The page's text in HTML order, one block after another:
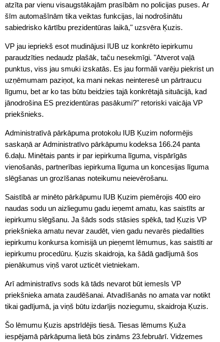
atzīta par vienu visaugstākajām prasībām no policijas puses. Ar
šīm automašīnām tika veiktas funkcijas, lai nodrošinātu
sabiedrisko kārtību prezidentūras laikā," uzsvēra Ķuzis.
VP jau iepriekš esot mudinājusi IUB uz konkrēto iepirkumu
paraudzīties nedaudz plašāk, taču nesekmīgi. "Atverot vaļā
punktus, viss jau smuki izskatās. Es jau formāli varēju piekrist un
uzņēmumam paziņot, ka mani nekas neinteresē un pārtraucu
līgumu, bet ar ko tas būtu beidzies tajā konkrētajā situācijā, kad
jānodrošina ES prezidentūras pasākumi?" retoriski vaicāja VP
priekšnieks.
Administratīvā pārkāpuma protokolu IUB Ķuzim noformējis
saskaņā ar Administratīvo pārkāpumu kodeksa 166.24 panta
6.daļu. Minētais pants ir par iepirkuma līguma, vispārīgās
vienošanās, partnerības iepirkuma līguma un koncesijas līguma
slēgšanas un grozīšanas noteikumu neievērošanu.
Saistībā ar minēto pārkāpumu IUB Ķuzim piemērojis 400 eiro
naudas sodu un aizliegumu gadu ieņemt amatu, kas saistīts ar
iepirkumu slēgšanu. Ja šāds sods stāsies spēkā, tad Ķuzis VP
priekšnieka amatu nevar zaudēt, vien gadu nevarēs piedalīties
iepirkumu konkursa komisijā un pieņemt lēmumus, kas saistīti ar
iepirkumu procedūru. Ķuzis skaidroja, ka šādā gadījumā šos
pienākumus viņš varot uzticēt vietniekam.
Arī administratīvs sods kā tāds nevarot būt iemesls VP
priekšnieka amata zaudēšanai. Atvadīšanās no amata var notikt
tikai gadījumā, ja viņš būtu izdarījis noziegumu, skaidroja Ķuzis.
Šo lēmumu Ķuzis apstrīdējis tiesā. Tiesas lēmums Ķuža
iespējamā pārkāpuma lietā būs zināms 23.februārī. Vidzemes